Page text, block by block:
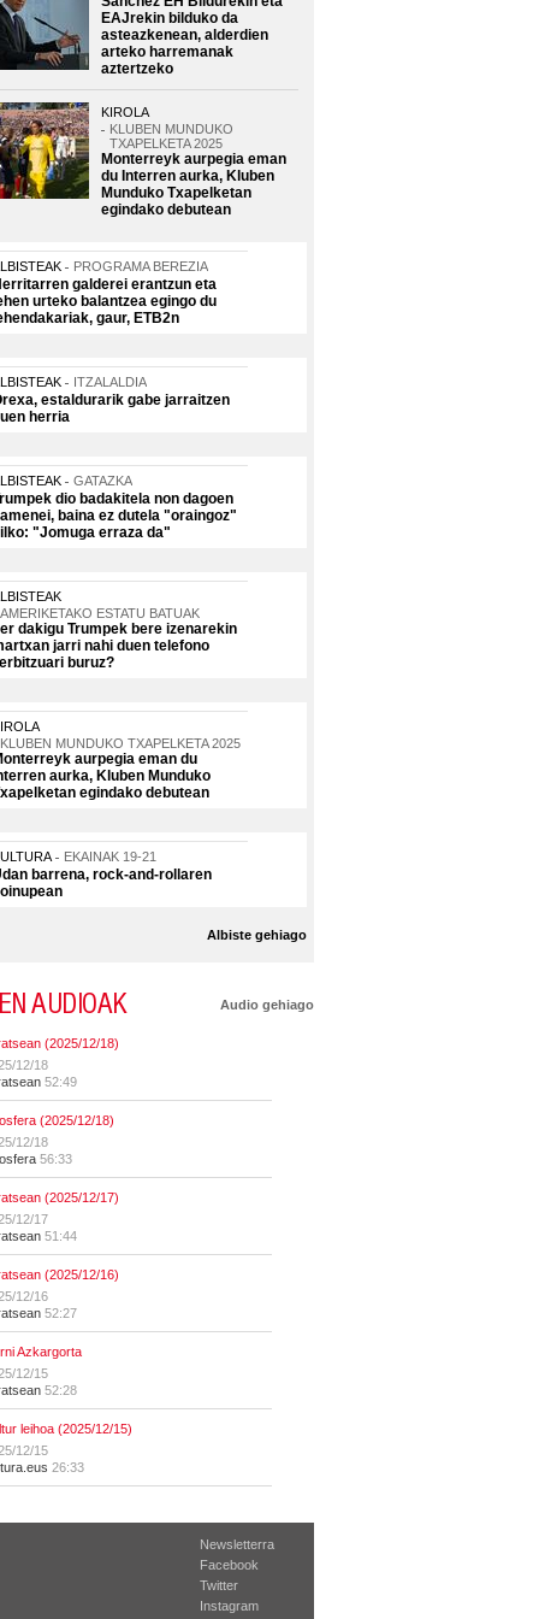
EAJrekin bilduko da
asteazkenean, alderdien
arteko harremanak
aztertzeko
KIROLA
KLUBEN MUNDUKO
TXAPELKETA 2025
Monterreyk aurpegia eman
du Interren aurka, Kluben
Munduko Txapelketan
egindako debutean
PROGRAMA BEREZIA
galderei erantzun eta
urteko balantzea egingo du
gaur, ETB2n
ITZALALDIA
estaldurarik gabe jarraitzen
herria
GATAZKA
dio badakitela non dagoen
baina ez dutela "oraingoz"
"Jomuga erraza da"
AMERIKETAKO ESTATU BATUAK
dakigu Trumpek bere izenarekin
jarri nahi duen telefono
buruz?
KLUBEN MUNDUKO TXAPELKETA 2025
aurpegia eman du
aurka, Kluben Munduko
egindako debutean
EKAINAK 19-21
barrena, rock-and-rollaren
Albiste gehiago
AUDIOAK Audio gehiago
(2025/12/18)
12/18
52:49
(2025/12/18)
12/18
56:33
(2025/12/17)
12/17
51:44
(2025/12/16)
12/16
52:27
Azkargorta
12/15
52:28
leihoa (2025/12/15)
12/15
26:33
Newsletterra
Facebook
Twitter
Instagram